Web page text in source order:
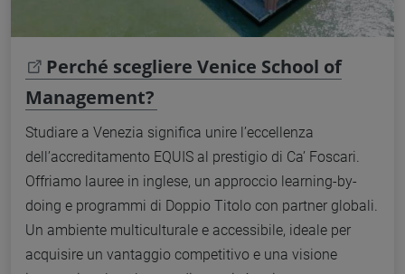
Perché scegliere Venice School of
Management?
Studiare a Venezia significa unire l’eccellenza
dell’accreditamento EQUIS al prestigio di Ca’ Foscari.
Offriamo lauree in inglese, un approccio learning-by-
doing e programmi di Doppio Titolo con partner globali.
Un ambiente multiculturale e accessibile, ideale per
acquisire un vantaggio competitivo e una visione